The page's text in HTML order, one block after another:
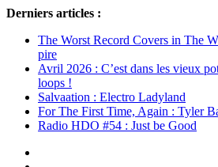
Derniers articles :
The Worst Record Covers in The
pire
Avril 2026 : C’est dans les vieux
loops !
Salvaation : Electro Ladyland
For The First Time, Again : Tyler
Radio HDO #54 : Just be Good